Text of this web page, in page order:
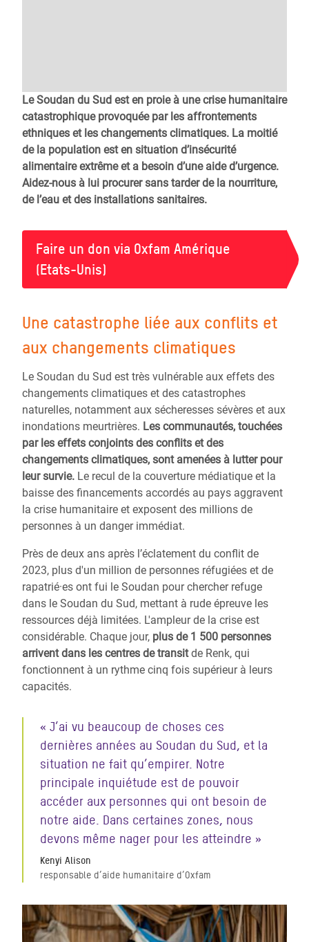
Le Soudan du Sud est en proie à une crise humanitaire
catastrophique provoquée par les affrontements
ethniques et les changements climatiques. La moitié
de la population est en situation d’insécurité
alimentaire extrême et a besoin d’une aide d’urgence.
Aidez-nous à lui procurer sans tarder de la nourriture,
de l’eau et des installations sanitaires.
Faire un don via Oxfam Amérique
(Etats-Unis)
Une catastrophe liée aux conflits et
aux changements climatiques
Le Soudan du Sud est très vulnérable aux effets des
changements climatiques et des catastrophes
naturelles, notamment aux sécheresses sévères et aux
inondations meurtrières. Les communautés, touchées
par les effets conjoints des conflits et des
changements climatiques, sont amenées à lutter pour
leur survie. Le recul de la couverture médiatique et la
baisse des financements accordés au pays aggravent
la crise humanitaire et exposent des millions de
personnes à un danger immédiat.
Près de deux ans après l’éclatement du conflit de
2023, plus d'un million de personnes réfugiées et de
rapatrié·es ont fui le Soudan pour chercher refuge
dans le Soudan du Sud, mettant à rude épreuve les
ressources déjà limitées. L'ampleur de la crise est
considérable. Chaque jour, plus de 1 500 personnes
arrivent dans les centres de transitde Renk, qui
fonctionnent à un rythme cinq fois supérieur à leurs
capacités.
« J’ai vu beaucoup de choses ces
dernières années au Soudan du Sud, et la
situation ne fait qu’empirer. Notre
principale inquiétude est de pouvoir
accéder aux personnes qui ont besoin de
notre aide. Dans certaines zones, nous
devons même nager pour les atteindre »
Kenyi Alison
responsable d’aide humanitaire d’Oxfam